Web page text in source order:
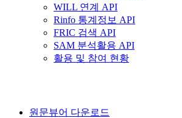
WILL 연계 API
Rinfo 통계정보 API
FRIC 검색 API
SAM 분석활용 API
활용 및 참여 현황
원문뷰어 다운로드